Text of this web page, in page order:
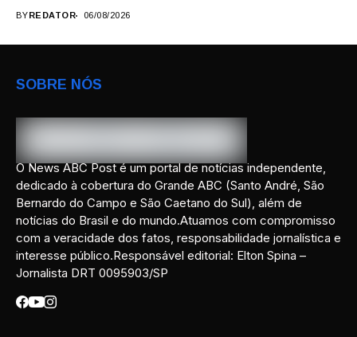
BY REDATOR 06/08/2026
SOBRE NÓS
O News ABC Post é um portal de notícias independente,
dedicado à cobertura do Grande ABC (Santo André, São
Bernardo do Campo e São Caetano do Sul), além de
notícias do Brasil e do mundo.Atuamos com compromisso
com a veracidade dos fatos, responsabilidade jornalística e
interesse público.Responsável editorial: Elton Spina –
Jornalista DRT 0095903/SP